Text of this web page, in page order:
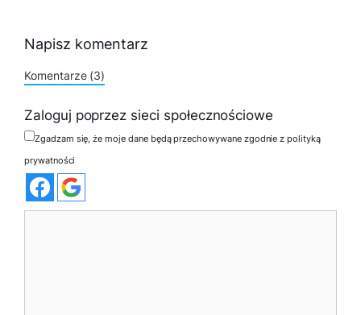
Napisz komentarz
Komentarze (3)
Zaloguj poprzez sieci społecznościowe
Zgadzam się, że moje dane będą przechowywane zgodnie z polityką
prywatności